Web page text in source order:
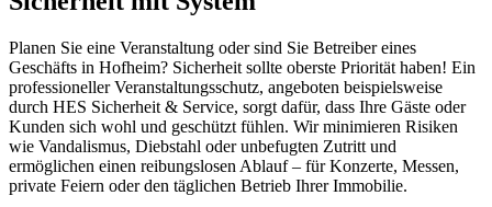
Planen Sie eine Veranstaltung oder sind Sie Betreiber eines
Geschäfts in Hofheim? Sicherheit sollte oberste Priorität haben! Ein
professioneller Veranstaltungsschutz, angeboten beispielsweise
durch HES Sicherheit & Service, sorgt dafür, dass Ihre Gäste oder
Kunden sich wohl und geschützt fühlen. Wir minimieren Risiken
wie Vandalismus, Diebstahl oder unbefugten Zutritt und
ermöglichen einen reibungslosen Ablauf – für Konzerte, Messen,
private Feiern oder den täglichen Betrieb Ihrer Immobilie.